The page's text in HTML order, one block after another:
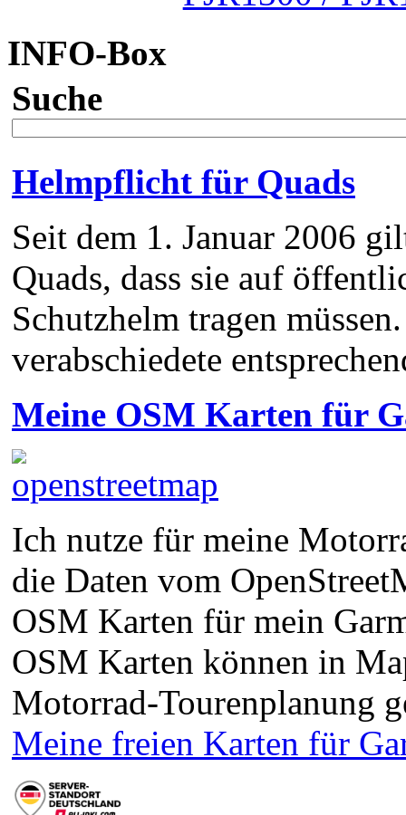
INFO-Box
Suche
Helmpflicht für Quads
Seit dem 1. Januar 2006
Quads, dass sie auf
Schutzhelm tragen
verabschiedete
Meine OSM Karten für
Ich nutze für meine
die Daten vom
OSM Karten für mein
OSM Karten können in
Motorrad-Tourenplanung
Meine freien Karten für